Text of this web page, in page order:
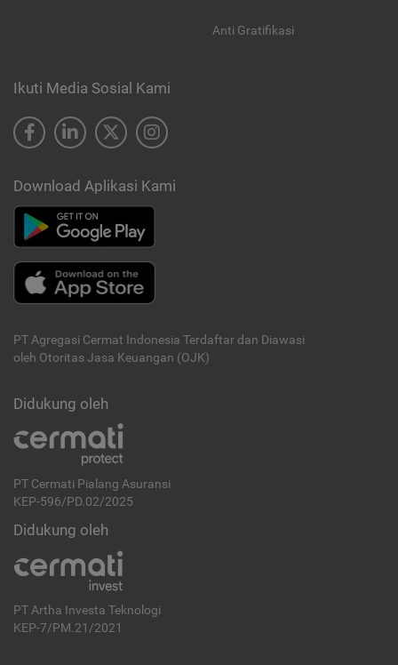
Anti Gratifikasi
Ikuti Media Sosial Kami
Download Aplikasi Kami
PT Agregasi Cermat Indonesia Terdaftar dan Diawasi
oleh Otoritas Jasa Keuangan (OJK)
Didukung oleh
PT Cermati Pialang Asuransi
KEP-596/PD.02/2025
Didukung oleh
PT Artha Investa Teknologi
KEP-7/PM.21/2021